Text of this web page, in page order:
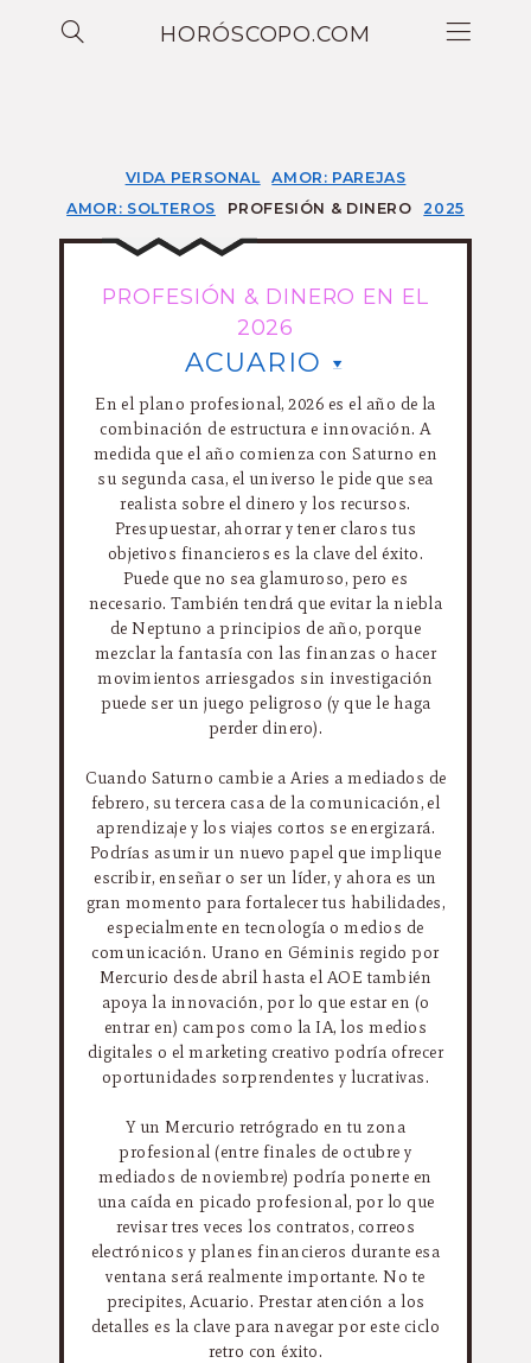
HORÓSCOPO.COM
VIDA PERSONAL
AMOR: PAREJAS
AMOR: SOLTEROS
PROFESIÓN & DINERO 2025
PROFESIÓN & DINERO EN EL
2026
ACUARIO
En el plano profesional, 2026 es el año de la
combinación de estructura e innovación. A
medida que el año comienza con Saturno en
su segunda casa, el universo le pide que sea
realista sobre el dinero y los recursos.
Presupuestar, ahorrar y tener claros tus
objetivos financieros es la clave del éxito.
Puede que no sea glamuroso, pero es
necesario. También tendrá que evitar la niebla
de Neptuno a principios de año, porque
mezclar la fantasía con las finanzas o hacer
movimientos arriesgados sin investigación
puede ser un juego peligroso (y que le haga
perder dinero).
Cuando Saturno cambie a Aries a mediados de
febrero, su tercera casa de la comunicación, el
aprendizaje y los viajes cortos se energizará.
Podrías asumir un nuevo papel que implique
escribir, enseñar o ser un líder, y ahora es un
gran momento para fortalecer tus habilidades,
especialmente en tecnología o medios de
comunicación. Urano en Géminis regido por
Mercurio desde abril hasta el AOE también
apoya la innovación, por lo que estar en (o
entrar en) campos como la IA, los medios
digitales o el marketing creativo podría ofrecer
oportunidades sorprendentes y lucrativas.
Y un Mercurio retrógrado en tu zona
profesional (entre finales de octubre y
mediados de noviembre) podría ponerte en
una caída en picado profesional, por lo que
revisar tres veces los contratos, correos
electrónicos y planes financieros durante esa
ventana será realmente importante. No te
precipites, Acuario. Prestar atención a los
detalles es la clave para navegar por este ciclo
retro con éxito.